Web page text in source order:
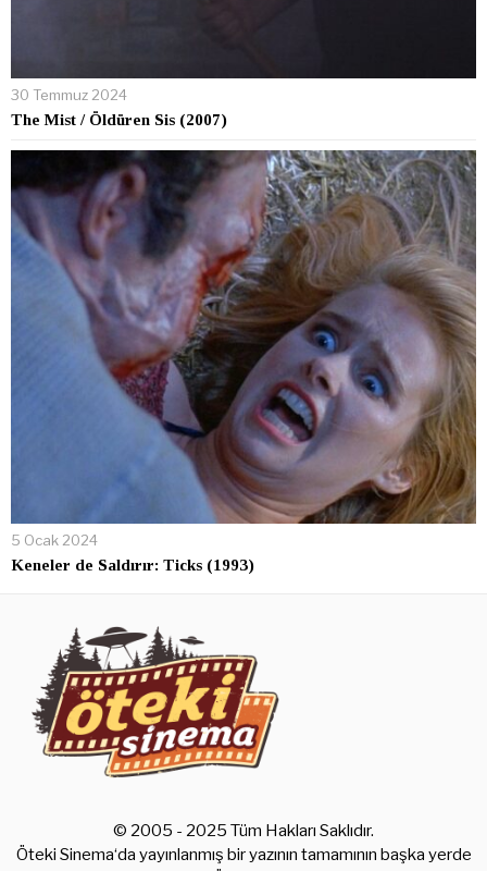
30 Temmuz 2024
The Mist / Öldüren Sis (2007)
5 Ocak 2024
Keneler de Saldırır: Ticks (1993)
© 2005 - 2025 Tüm Hakları Saklıdır.
Öteki Sinema‘da yayınlanmış bir yazının tamamının başka yerde